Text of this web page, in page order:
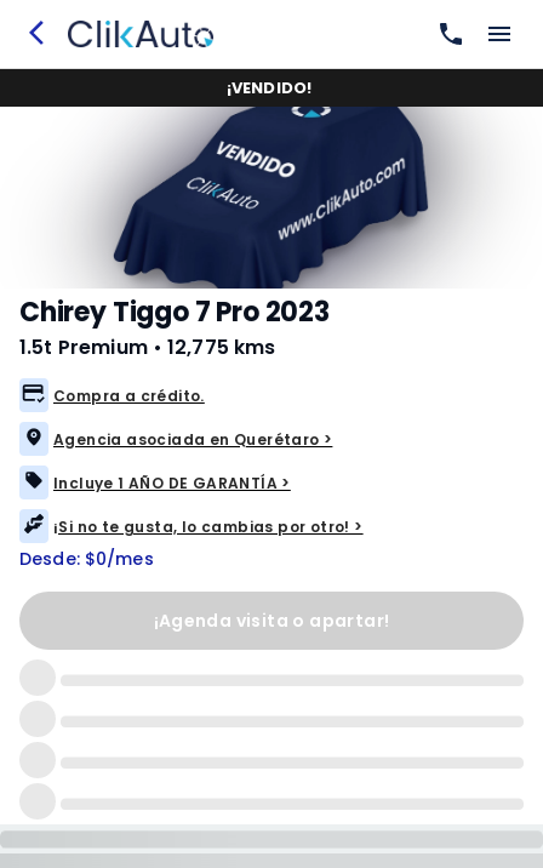
¡VENDIDO!
Chirey Tiggo 7 Pro 2023
1.5t Premium • 12,775 kms
Compra a crédito.
Agencia asociada en Querétaro >
Incluye 1 AÑO DE GARANTÍA >
¡Si no te gusta, lo cambias por otro! >
Desde: $0/mes
¡Agenda visita o apartar!